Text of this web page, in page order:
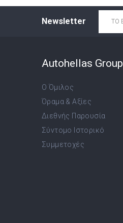
Newsletter
Autohellas Group
Ο Όμιλος
Όραμα & Αξίες
Διεθνής Παρουσία
Σύντομο Ιστορικό
Συμμετοχές